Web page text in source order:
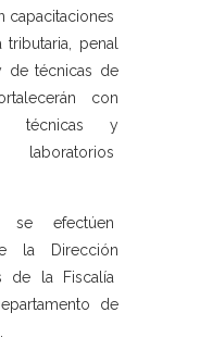
capacitaciones
penal
de técnicas de
con
técnicas y
laboratorios
se efectúen
la Dirección
de la Fiscalía
de